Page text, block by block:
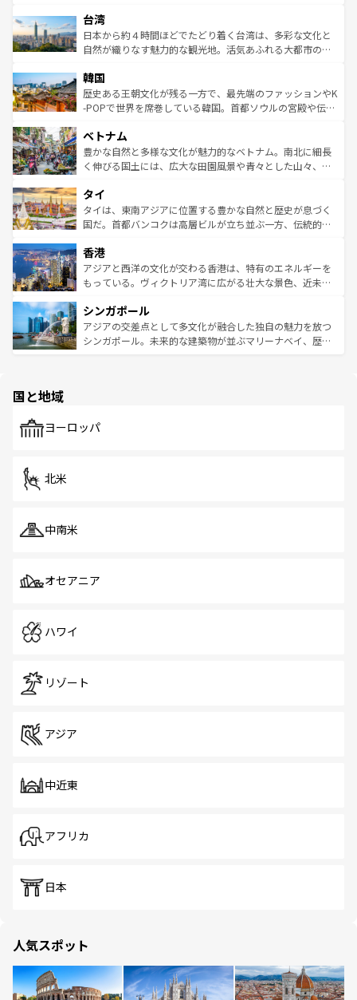
情報は
人々、おいしいローカルフードやハワイアンミュージッ
ク、伝統的なフラダンスなど、すべてがハワイの魅力を彩
っている。訪れるたびに新しい発見と感動が待っているハ
はコンテンツ一覧
リアリーフや大陸中央部にそびえるウルル（エアーズロッ
ク）、タスマニアの美しい原生林やケアンズの熱帯雨林な
ど、見どころがたくさん。また、カフェやワイン、オージ
いる。アクティビティも充実しており、サーフィンやダイ
ビング、ハイキングなど、アウトドア好きにはたまらな
い。オーストラリアの多彩な魅力を存分に味わいつくそ
参照してほしい。
台湾
日本から約４時間ほどでたどり着く台湾は、多彩な文化と
自然が織りなす魅力的な観光地。活気あふれる大都市の台
ン）、静ひつな山岳地帯である台湾東部など、都市の喧騒
と山間の静けさが共存しており、訪れる人に新しい発見と
驚きをもたらしてくれる。また、奥深い台湾の食文化も魅
容にもいいと評判のスイーツなど、バラエティ豊かな料理
が味わえる。 なお、新着の台湾情報は コンテンツ一覧を参
照してほしい。
韓国
歴史ある王朝文化が残る一方で、最先端のファッションやK
-POPで世界を席巻している韓国。首都ソウルの宮殿や伝統
き、地方に足を延ばせば四季折々の自然美を楽しむことが
できる。そして、キムチや焼肉、絶品のストリートフード
まで、さまざまな韓国料理が待っている。夜には、韓国な
リティに包まれながら、韓国の多彩な魅力を心ゆくまで味
わってみてほしい。 なお、新着の韓国情報はコンテンツ一
覧を参照してほしい。
ベトナム
豊かな自然と多様な文化が魅力的なベトナム。南北に細長
く伸びる国土には、広大な田園風景や青々とした山々、世
急速な発展と共に伝統が息づく。ハノイの古い町並みやホ
ーチミン市のフランス統治時代の建物も、独特の雰囲気を
醸し出している。また、バラエティの豊かさとおいしさで
とつ。フォーやバインミー、ベトナムコーヒーなどは、ぜ
ひ現地で味わいたい。どの地域を訪れてもあたたかい人々
が旅行者を迎えてくれるので、きっと忘れられない旅にな
参照してほしい。
タイ
タイは、東南アジアに位置する豊かな自然と歴史が息づく
国だ。首都バンコクは高層ビルが立ち並ぶ一方、伝統的な
の活気が交差している。北部ではチェンマイなどの山岳地
帯で自然と触れ合い、南部ではプーケットやクラビの美し
いビーチでリゾート気分を楽しむことができる。タイ料理
激する。気候は一年中温暖で、どの季節にも異なる楽しみ
が待っている。親しみやすいタイの人々、仏教を中心とし
た文化、そして多様な観光資源が、訪れる旅人を魅了し続
香港
アジアと西洋の文化が交わる香港は、特有のエネルギーを
もっている。ヴィクトリア湾に広がる壮大な景色、近未来
み、どこを訪れても感動するはず。観光スポットが密集し
ており、効率よく見どころを回れるのも魅力。息をのむよ
うな絶景から文化的な体験まで、香港を存分に楽しみ尽く
シンガポール
アジアの交差点として多文化が融合した独自の魅力を放つ
シンガポール。未来的な建築物が並ぶマリーナベイ、歴史
で、ホーカーズは地元の風情を楽しめる外せないスポット
国と地域
ヨーロッパ
北米
中南米
オセアニア
ハワイ
リゾート
アジア
中近東
アフリカ
日本
人気スポット